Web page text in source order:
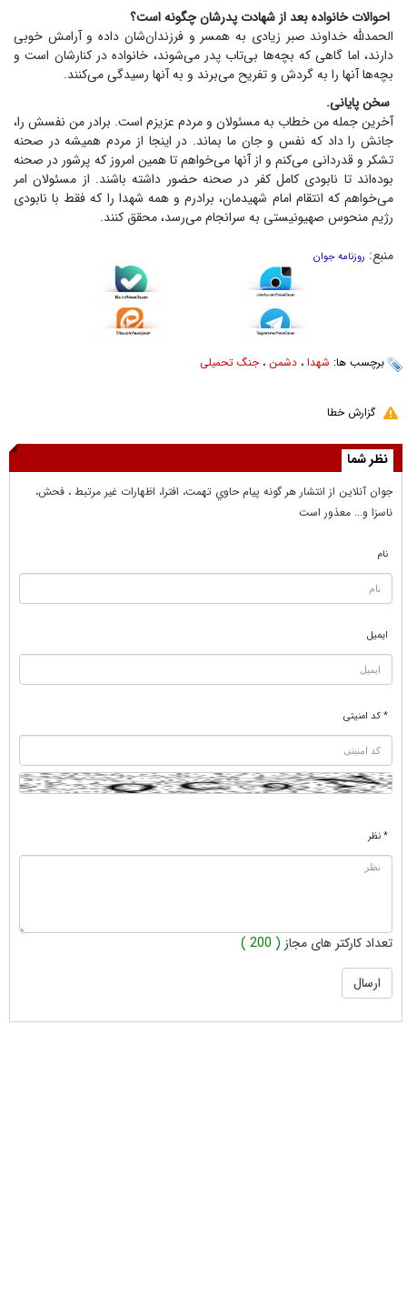
احوالات خانواده بعد از شهادت پدرشان چگونه است؟
الحمدلله خداوند صبر زیادی به همسر و فرزندان‌شان داده و آرامش خوبی
دارند، اما گاهی که بچه‌ها بی‌تاب پدر می‌شوند، خانواده در کنارشان است و
بچه‌ها آنها را به گردش و تفریح می‌برند و به آنها رسیدگی می‌کنند.
سخن پایانی.
آخرین جمله من خطاب به مسئولان و مردم عزیزم است. برادر من نفسش را،
جانش را داد که نفس و جان ما بماند. در اینجا از مردم همیشه در صحنه
تشکر و قدردانی می‌کنم و از آنها می‌خواهم تا همین امروز که پرشور در صحنه
بوده‌اند تا نابودی کامل کفر در صحنه حضور داشته باشند. از مسئولان امر
می‌خواهم که انتقام امام شهیدمان، برادرم و همه شهدا را که فقط با نابودی
رژیم منحوس صهیونیستی به سرانجام می‌رسد، محقق کنند.
منبع: روزنامه جوان
برچسب ها: شهدا ، دشمن ،جنگ تحمیلی
گزارش خطا
نظر شما
جوان آنلاين از انتشار هر گونه پيام حاوي تهمت، افترا، اظهارات غير مرتبط ، فحش،
ناسزا و... معذور است
نام
ایمیل
* کد امنیتی
* نظر
تعداد کارکتر های مجاز ( 200 )